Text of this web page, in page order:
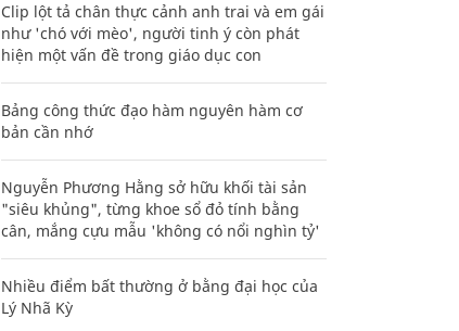
Clip lột tả chân thực cảnh anh trai và em gái
như 'chó với mèo', người tinh ý còn phát
hiện một vấn đề trong giáo dục con
Bảng công thức đạo hàm nguyên hàm cơ
bản cần nhớ
Nguyễn Phương Hằng sở hữu khối tài sản
"siêu khủng", từng khoe sổ đỏ tính bằng
cân, mắng cựu mẫu 'không có nổi nghìn tỷ'
Nhiều điểm bất thường ở bằng đại học của
Lý Nhã Kỳ